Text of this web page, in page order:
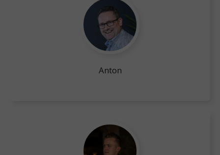
Anton